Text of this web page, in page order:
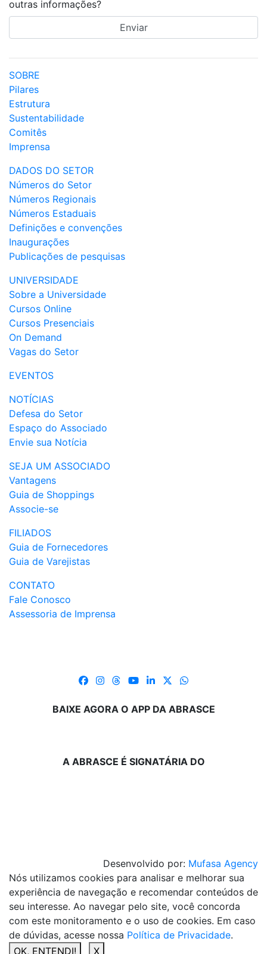
outras informações?
SOBRE
Pilares
Estrutura
Sustentabilidade
Comitês
Imprensa
DADOS DO SETOR
Números do Setor
Números Regionais
Números Estaduais
Definições e convenções
Inaugurações
Publicações de pesquisas
UNIVERSIDADE
Sobre a Universidade
Cursos Online
Cursos Presenciais
On Demand
Vagas do Setor
EVENTOS
NOTÍCIAS
Defesa do Setor
Espaço do Associado
Envie sua Notícia
SEJA UM ASSOCIADO
Vantagens
Guia de Shoppings
Associe-se
FILIADOS
Guia de Fornecedores
Guia de Varejistas
CONTATO
Fale Conosco
Assessoria de Imprensa
BAIXE AGORA O APP DA ABRASCE
A ABRASCE É SIGNATÁRIA DO
Desenvolvido por: Mufasa Agency
Nós utilizamos cookies para analisar e melhorar sua
experiência de navegação e recomendar conteúdos de
seu interesse. Ao navegar pelo site, você concorda
com este monitoramento e o uso de cookies. Em caso
de dúvidas, acesse nossa Política de Privacidade.
OK, ENTENDI!
X